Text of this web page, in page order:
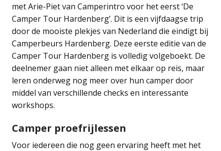
met Arie-Piet van Camperintro voor het eerst ‘De
Camper Tour Hardenberg’. Dit is een vijfdaagse trip
door de mooiste plekjes van Nederland die eindigt bij
Camperbeurs Hardenberg. Deze eerste editie van de
Camper Tour Hardenberg is volledig volgeboekt. De
deelnemer gaan niet alleen met elkaar op reis, maar
leren onderweg nog meer over hun camper door
middel van verschillende checks en interessante
workshops.
Camper proefrijlessen
Voor iedereen die nog geen ervaring heeft met het